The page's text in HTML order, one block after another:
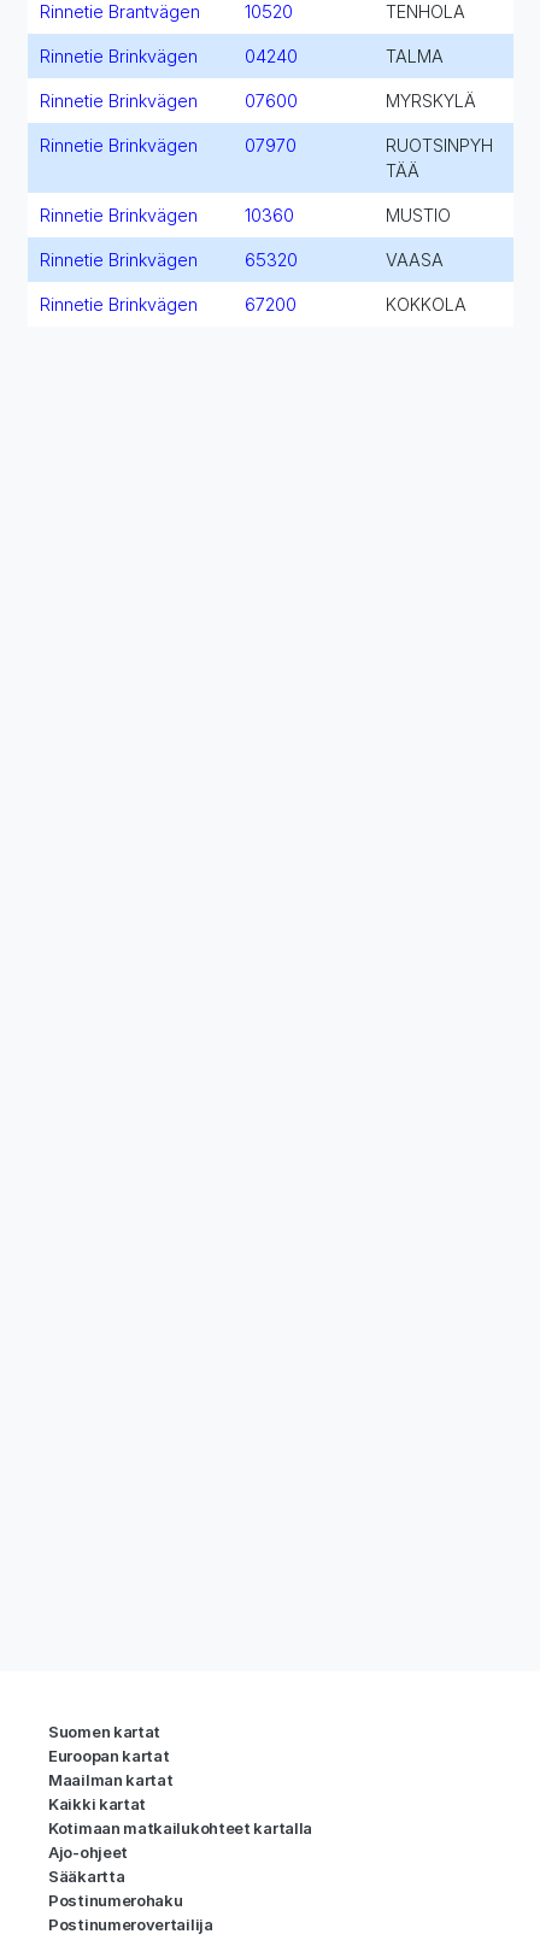
Rinnetie Brantvägen 10520 TENHOLA
Rinnetie Brinkvägen 04240 TALMA
Rinnetie Brinkvägen 07600 MYRSKYLÄ
Rinnetie Brinkvägen 07970
RUOTSINPYH
TÄÄ
Rinnetie Brinkvägen 10360 MUSTIO
Rinnetie Brinkvägen 65320 VAASA
Rinnetie Brinkvägen 67200 KOKKOLA
Suomen kartat
Euroopan kartat
Maailman kartat
Kaikki kartat
Kotimaan matkailukohteet kartalla
Ajo-ohjeet
Sääkartta
Postinumerohaku
Postinumerovertailija